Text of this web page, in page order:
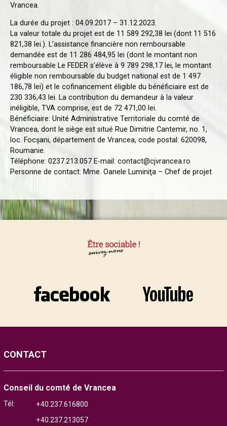
Vrancea.
La durée du projet : 04.09.2017 – 31.12.2023.
La valeur totale du projet est de 11 589 292,38 lei (dont 11 516
821,38 lei.). L’assistance financière non remboursable
demandée est de 11 286 484,95 lei (dont le montant non
remboursable Le FEDER s’élève à 9 789 298,17 lei, le montant
éligible non remboursable du budget national est de 1 497
186,78 lei) et le cofinancement éligible du bénéficiaire est de
230 336,43 lei. La contribution du demandeur à la valeur
inéligible, TVA comprise, est de 72 471,00 lei.
Bénéficiaire: Unité Administrative Territoriale du comté de
Vrancea, dont le siège est situé Rue Dimitrie Cantemir, no. 1,
loc. Focșani, département de Vrancea, code postal: 620098,
Roumanie.
Téléphone: 0237.213.057 E-mail: contact@cjvrancea.ro
Personne de contact: Mme. Oanele Luminiţa – Chef de projet
CONTACT
Conseil du comté de Vrancea
Tél:
+40.237.616800
+40.237.213057